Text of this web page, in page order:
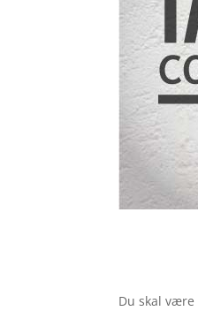
Du skal være